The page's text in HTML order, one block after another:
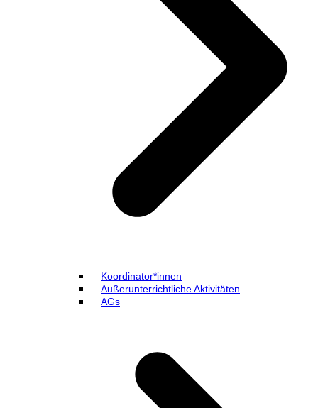
Koordinator*innen
Außerunterrichtliche Aktivitäten
AGs